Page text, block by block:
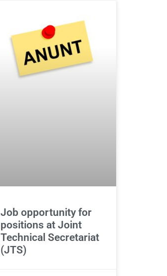
Job opportunity for
positions at Joint
Technical Secretariat
(JTS)